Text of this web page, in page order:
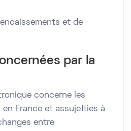
et de
par la
concerne les
France et assujetties à
entre